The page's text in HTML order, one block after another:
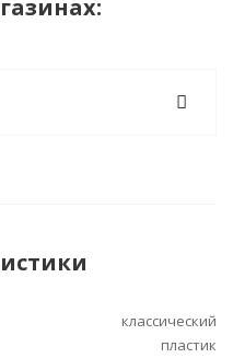
классический
пластик